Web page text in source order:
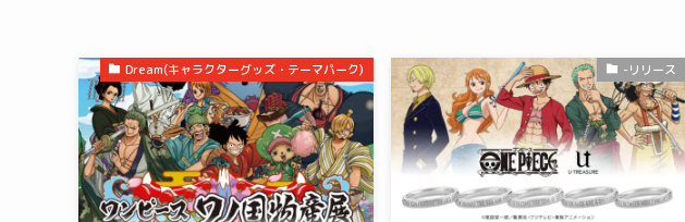
Dream(キャラクターグッズ・テーマパーク) -リリース